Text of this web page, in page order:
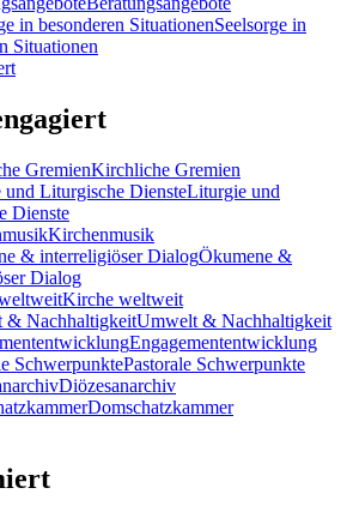
Seelsorge in
Situationen
Kirchliche Gremien
Liturgie und
Dienste
Kirchenmusik
Ökumene &
Dialog
Kirche weltweit
Umwelt & Nachhaltigkeit
Engagemententwicklung
Pastorale Schwerpunkte
Diözesanarchiv
Domschatzkammer